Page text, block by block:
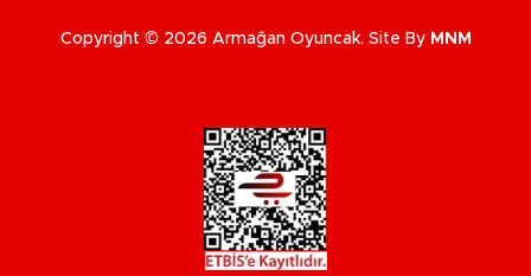
Copyright © 2026 Armağan Oyuncak. Site By MNM